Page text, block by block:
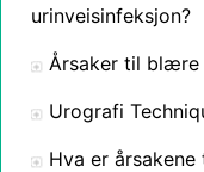
urinveisinfeksjon?
Årsaker til blære
Urografi
Hva er